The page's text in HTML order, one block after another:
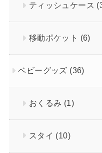
ティッシュケース
移動ポケット (6)
ベビーグッズ (36)
おくるみ (1)
スタイ (10)